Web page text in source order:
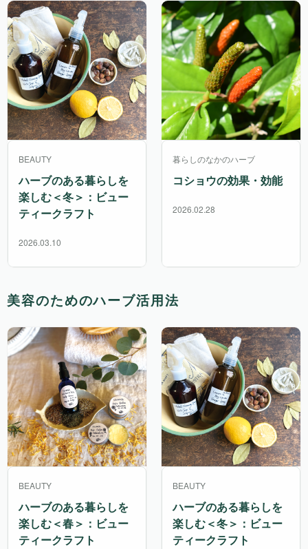
BEAUTY
ハーブのある暮らしを
楽しむ＜冬＞：ビュー
ティークラフト
2026.03.10
暮らしのなかのハーブ
コショウの効果・効能
2026.02.28
美容のためのハーブ活用法
BEAUTY
ハーブのある暮らしを
楽しむ＜春＞：ビュー
ティークラフト
BEAUTY
ハーブのある暮らしを
楽しむ＜冬＞：ビュー
ティークラフト